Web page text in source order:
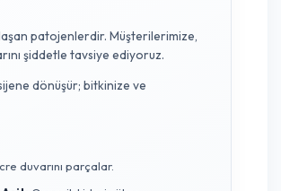
kısımlarına güneş ışığı girişini
destekler ve nemli, gölgeli
fotosentetik kapasitesini korur hem de